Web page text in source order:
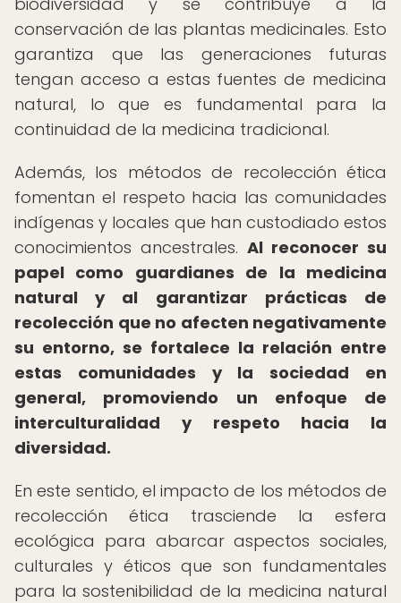
conservación de las plantas medicinales. Esto
garantiza que las generaciones futuras
tengan acceso a estas fuentes de medicina
natural, lo que es fundamental para la
continuidad de la medicina tradicional.
Además, los métodos de recolección ética
fomentan el respeto hacia las comunidades
indígenas y locales que han custodiado estos
conocimientos ancestrales. Al reconocer su
papel como guardianes de la medicina
natural y al garantizar prácticas de
recolección que no afecten negativamente
su entorno, se fortalece la relación entre
estas comunidades y la sociedad en
general, promoviendo un enfoque de
interculturalidad y respeto hacia la
diversidad.
En este sentido, el impacto de los métodos de
recolección ética trasciende la esfera
ecológica para abarcar aspectos sociales,
culturales y éticos que son fundamentales
para la sostenibilidad de la medicina natural